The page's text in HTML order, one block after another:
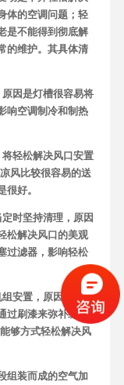
体的空调问题；轻
是不能得到彻底解
的维护。其具体清
因是灯槽很容易将
响空调制冷和制热
轻松解决风口安置
风比较很容易的送
好。
时坚持清理，原因
松解决风口的美观
过滤器，影响轻松
安置，原因是轻松
刷漆来弥补缝
够方式轻松解决风
组装而成的空气加